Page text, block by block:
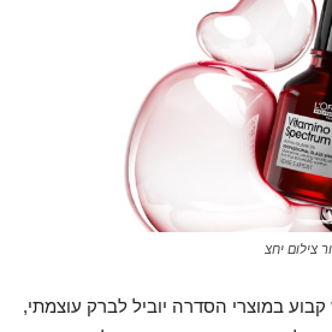
צילום יחצ
קבוע במוצרי הסדרה יוביל לברק עוצמתי,